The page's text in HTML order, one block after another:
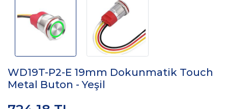
WD19T-P2-E 19mm Dokunmatik Touch
Metal Buton - Yeşil